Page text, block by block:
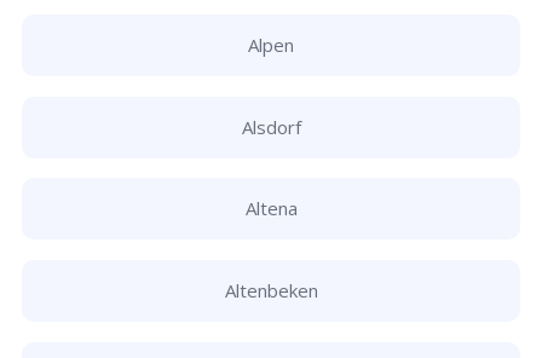
Alpen
Alsdorf
Altena
Altenbeken